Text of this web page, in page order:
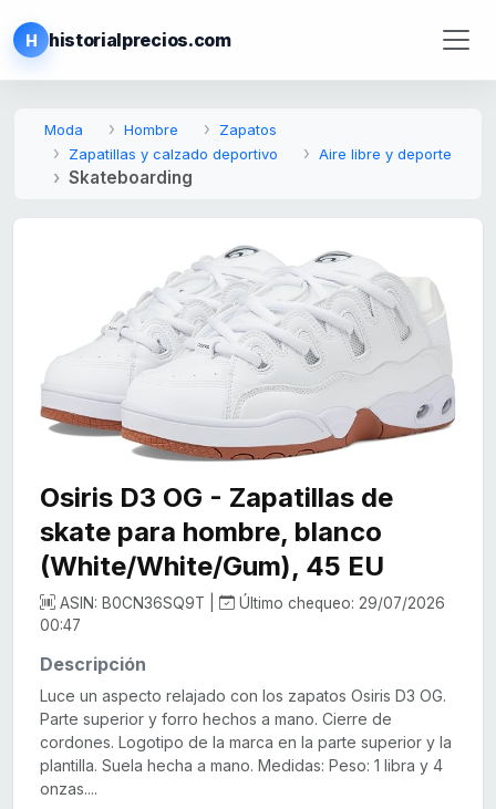
H historialprecios.com
Moda Hombre
Zapatos
Zapatillas y calzado deportivo
Aire libre y deporte
Skateboarding
Osiris D3 OG - Zapatillas de
skate para hombre, blanco
(White/White/Gum), 45 EU
ASIN: B0CN36SQ9T |
Último chequeo: 29/07/2026
00:47
Descripción
Luce un aspecto relajado con los zapatos Osiris D3 OG.
Parte superior y forro hechos a mano. Cierre de
cordones. Logotipo de la marca en la parte superior y la
plantilla. Suela hecha a mano. Medidas: Peso: 1 libra y 4
onzas....